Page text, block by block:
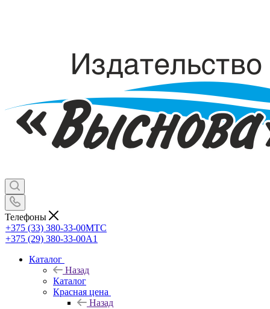
Телефоны
+375 (33) 380-33-00МТС
+375 (29) 380-33-00А1
Каталог
Назад
Каталог
Красная цена
Назад